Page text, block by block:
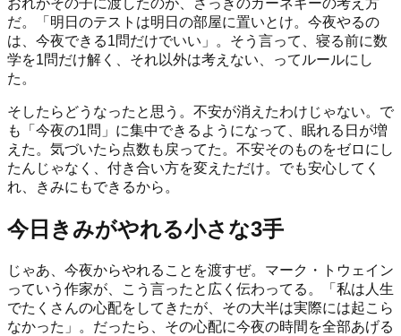
おれがその子に渡したのが、さっきのカーネギーの考え方
だ。「明日のテストは明日の部屋に置いとけ。今夜やるの
は、今夜できる1問だけでいい」。そう言って、寝る前に数
学を1問だけ解く、それ以外は考えない、ってルールにし
た。
そしたらどうなったと思う。不安が消えたわけじゃない。で
も「今夜の1問」に集中できるようになって、眠れる日が増
えた。気づいたら点数も戻ってた。不安そのものをゼロにし
たんじゃなく、付き合い方を変えただけ。でも安心してく
れ、きみにもできるから。
今日きみがやれる小さな3手
じゃあ、今夜からやれることを渡すぜ。マーク・トウェイン
っていう作家が、こう言ったと広く伝わってる。「私は人生
でたくさんの心配をしてきたが、その大半は実際には起こら
なかった」。だったら、その心配に今夜の時間を全部あげる